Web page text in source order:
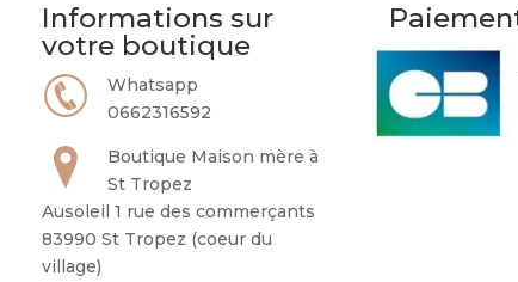
Informations sur
votre boutique
Whatsapp
0662316592
Boutique Maison mère à
St Tropez
Ausoleil 1 rue des commerçants
83990 St Tropez (coeur du
village)